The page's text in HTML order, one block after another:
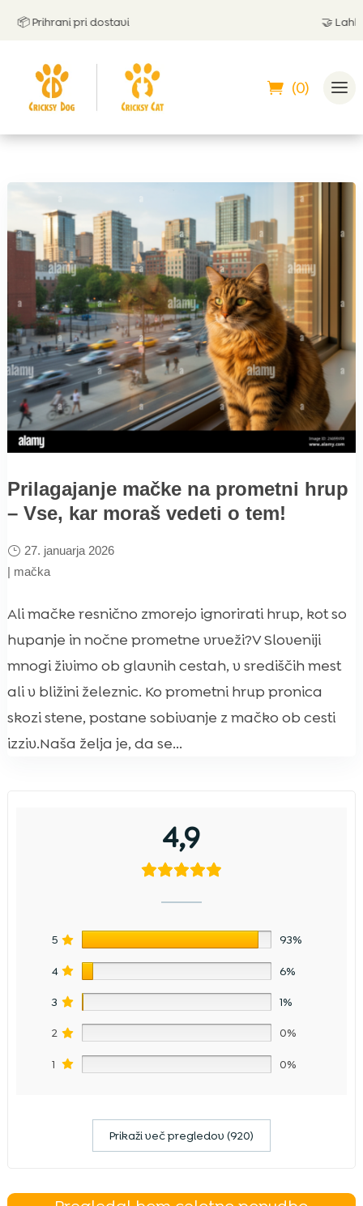
Prihrani pri dostavi Lahko
(0)
Prilagajanje mačke na prometni hrup
– Vse, kar moraš vedeti o tem!
27. januarja 2026
| mačka
Ali mačke resnično zmorejo ignorirati hrup, kot so
hupanje in nočne prometne vrveži?V Sloveniji
mnogi živimo ob glavnih cestah, v središčih mest
ali v bližini železnic. Ko prometni hrup pronica
skozi stene, postane sobivanje z mačko ob cesti
izziv.Naša želja je, da se...
4,9
5 93%
4 6%
3 1%
2 0%
1 0%
Prikaži več pregledov (920)